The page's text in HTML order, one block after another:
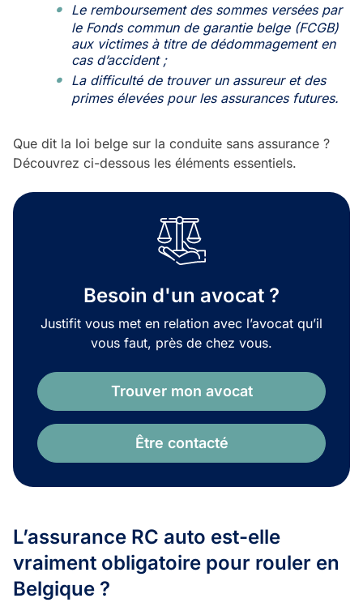
Le remboursement des sommes versées par
le Fonds commun de garantie belge (FCGB)
aux victimes à titre de dédommagement en
cas d’accident ;
La difficulté de trouver un assureur et des
primes élevées pour les assurances futures.
Que dit la loi belge sur la conduite sans assurance ?
Découvrez ci-dessous les éléments essentiels.
Besoin d'un avocat ?
Justifit vous met en relation avec l’avocat qu’il
vous faut, près de chez vous.
Trouver mon avocat
Être contacté
L’assurance RC auto est-elle
vraiment obligatoire pour rouler en
Belgique ?